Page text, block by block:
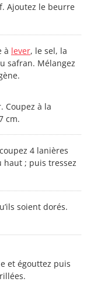
Ajoutez le beurre
à lever, le sel, la
safran. Mélangez
Coupez à la
cm.
4 lanières
haut ; puis tressez
soient dorés.
et égouttez puis